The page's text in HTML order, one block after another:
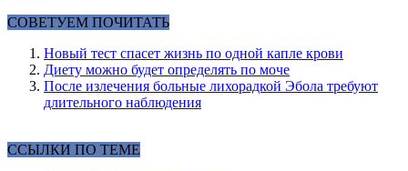
СОВЕТУЕМ ПОЧИТАТЬ
Новый тест спасет жизнь по одной капле крови
Диету можно будет определять по моче
После излечения больные лихорадкой Эбола требуют
длительного наблюдения
ССЫЛКИ ПО ТЕМЕ